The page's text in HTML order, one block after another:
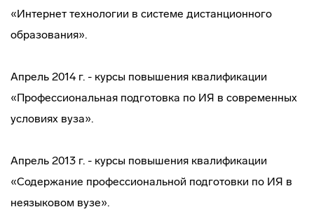
«Интернет технологии в системе дистанционного
образования».
Апрель 2014 г. - курсы повышения квалификации
«Профессиональная подготовка по ИЯ в современных
условиях вуза».
Апрель 2013 г. - курсы повышения квалификации
«Содержание профессиональной подготовки по ИЯ в
неязыковом вузе».